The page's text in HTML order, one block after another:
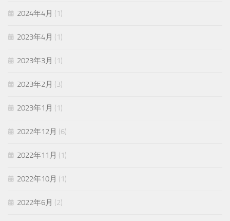
2024年4月 (1)
2023年4月 (1)
2023年3月 (1)
2023年2月 (3)
2023年1月 (1)
2022年12月 (6)
2022年11月 (1)
2022年10月 (1)
2022年6月 (2)